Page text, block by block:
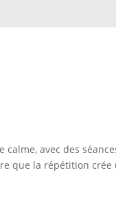
avec des
que la répétition